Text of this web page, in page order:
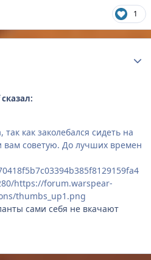
1
как заколебался сидеть на
вам советую. До лучших времен
https://forum.warspear-
thumbs_up1.png
сами себя не вкачают